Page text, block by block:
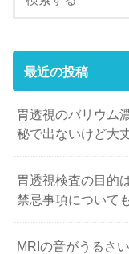
最近の投稿
胃透視のバリウム
秘で出ないけど大
胃透視検査の目的
禁忌事項について
MRIの音がうるさ